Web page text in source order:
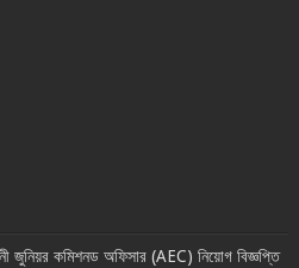
জুনিয়র কমিশনড অফিসার (AEC) নিয়োগ বিজ্ঞপ্তি